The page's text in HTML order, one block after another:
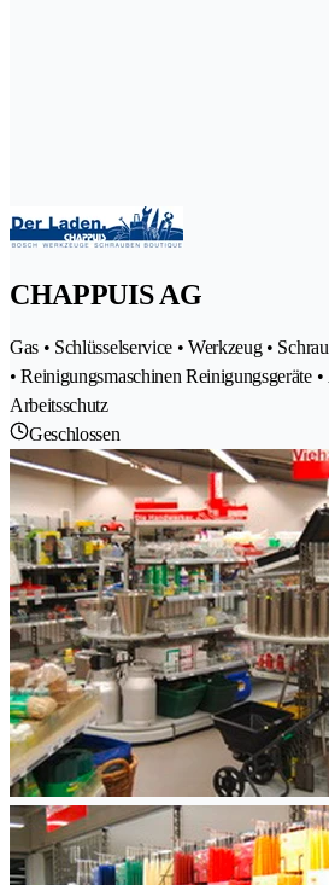
CHAPPUIS AG
Gas • Schlüsselservice • Werkzeug •
• Reinigungsmaschinen Reinigungsgeräte
Arbeitsschutz
Geschlossen